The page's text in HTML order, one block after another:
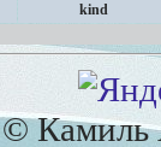
kind
Камиль